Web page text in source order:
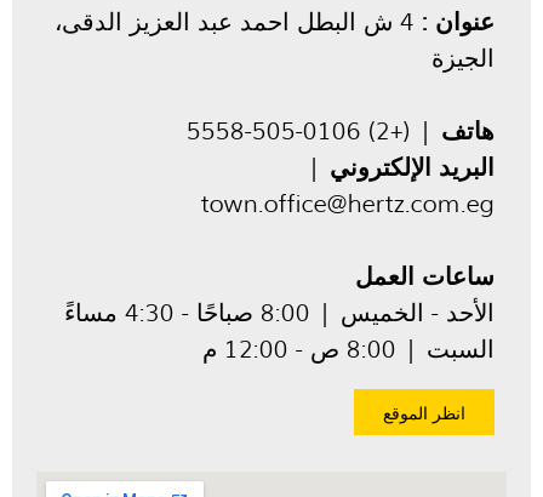
عنوان :
4 ش البطل احمد عبد العزيز الدقى،
الجيزة
هاتف | (+2) 0106-505-5558
البريد الإلكتروني |
town.office@hertz.com.eg
ساعات العمل
الأحد - الخميس | 8:00 صباحًا - 4:30 مساءً
السبت | 8:00 ص - 12:00 م
انظر الموقع